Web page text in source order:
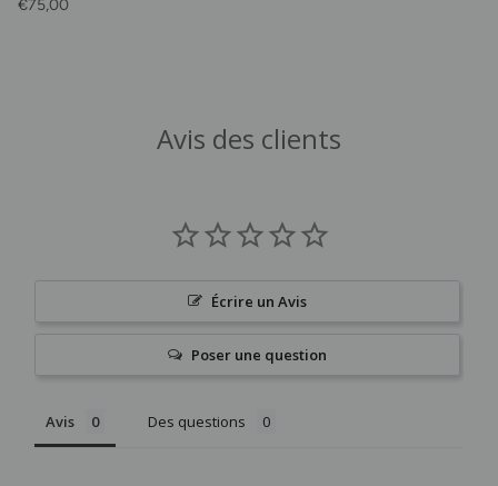
Prix habituel
€75,00
Avis des clients
Écrire un Avis
Poser une question
Avis Des questions